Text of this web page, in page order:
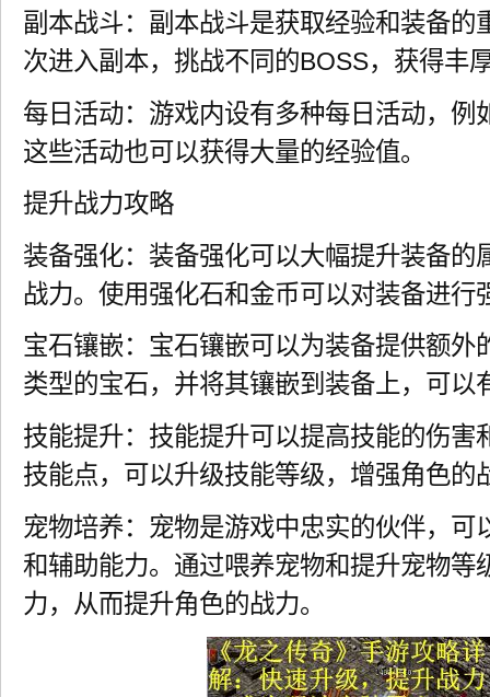
副本战斗：副本战斗是获取经验和装备的
次进入副本，挑战不同的BOSS，获得丰
每日活动：游戏内设有多种每日活动，例
这些活动也可以获得大量的经验值。
提升战力攻略
装备强化：装备强化可以大幅提升装备的
战力。使用强化石和金币可以对装备进行
宝石镶嵌：宝石镶嵌可以为装备提供额外
类型的宝石，并将其镶嵌到装备上，可以
技能提升：技能提升可以提高技能的伤害
技能点，可以升级技能等级，增强角色的
宠物培养：宠物是游戏中忠实的伙伴，可
和辅助能力。通过喂养宠物和提升宠物等
力，从而提升角色的战力。